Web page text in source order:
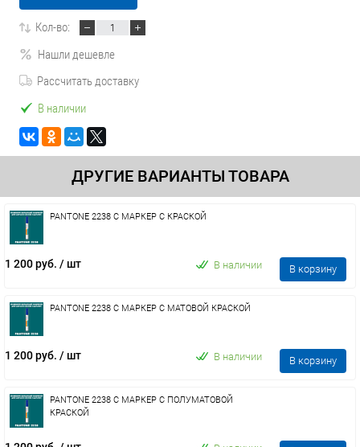
Кол-во:
Нашли дешевле
Рассчитать доставку
В наличии
ДРУГИЕ ВАРИАНТЫ ТОВАРА
PANTONE 2238 C МАРКЕР С КРАСКОЙ
1 200 руб. / шт В наличии В корзину
PANTONE 2238 C МАРКЕР С МАТОВОЙ КРАСКОЙ
1 200 руб. / шт В наличии В корзину
PANTONE 2238 C МАРКЕР С ПОЛУМАТОВОЙ
КРАСКОЙ